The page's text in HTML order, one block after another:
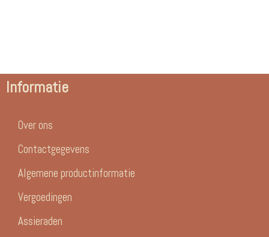
Informatie
Over ons
Contactgegevens
Algemene productinformatie
Vergoedingen
Assieraden